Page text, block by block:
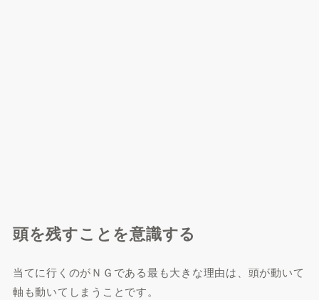
頭を残すことを意識する
当てに行くのがＮＧである最も大きな理由は、頭が動いて
軸も動いてしまうことです。